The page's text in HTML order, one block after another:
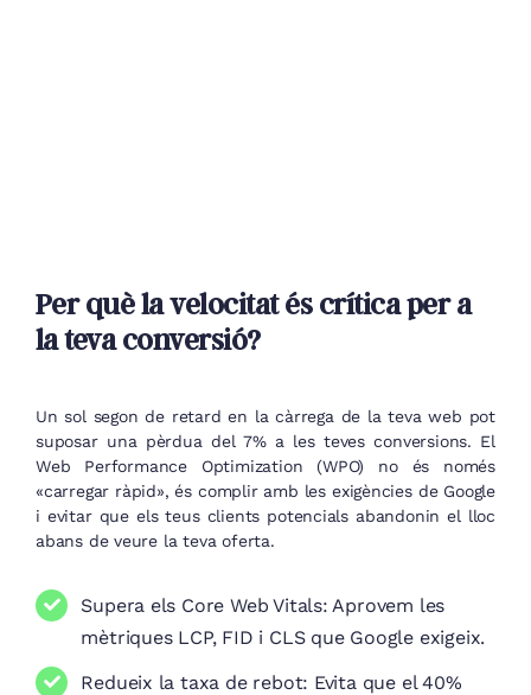
Per què la velocitat és crítica per a
la teva conversió?
Un sol segon de retard en la càrrega de la teva web pot
suposar una pèrdua del 7% a les teves conversions. El
Web Performance Optimization (WPO) no és només
«carregar ràpid», és complir amb les exigències de Google
i evitar que els teus clients potencials abandonin el lloc
abans de veure la teva oferta.
Supera els Core Web Vitals: Aprovem les
mètriques LCP, FID i CLS que Google exigeix.
Redueix la taxa de rebot: Evita que el 40%